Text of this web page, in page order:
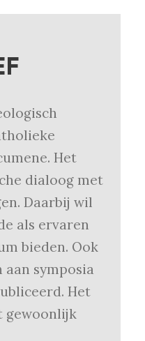
Het
dialoog met
Daarbij wil
als ervaren
bieden. Ook
symposia
Het
gewoonlijk